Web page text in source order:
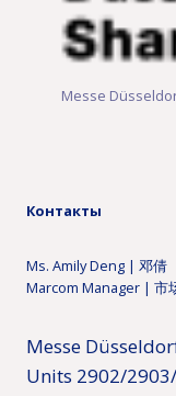
Messe
Контакты
Ms. Amily Deng | 邓倩
Marcom Manager | 市
Messe
Units 2902/